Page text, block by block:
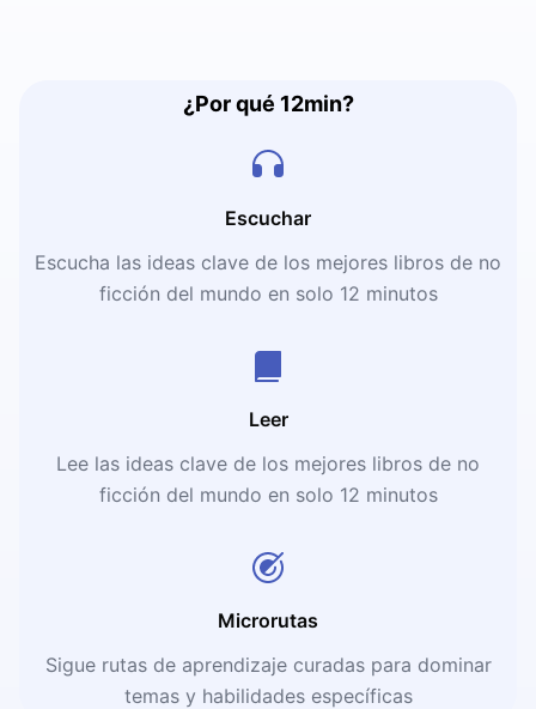
¿Por qué 12min?
Escuchar
Escucha las ideas clave de los mejores libros de no
ficción del mundo en solo 12 minutos
Leer
Lee las ideas clave de los mejores libros de no
ficción del mundo en solo 12 minutos
Microrutas
Sigue rutas de aprendizaje curadas para dominar
temas y habilidades específicas